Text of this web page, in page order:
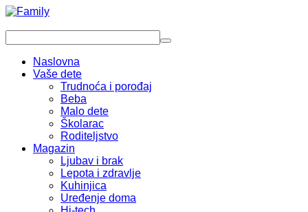
Naslovna
Vaše dete
Trudnoća i porođaj
Beba
Malo dete
Školarac
Roditeljstvo
Magazin
Ljubav i brak
Lepota i zdravlje
Kuhinjica
Uređenje doma